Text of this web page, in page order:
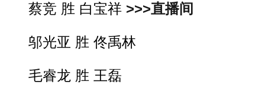
蔡竞 胜 白宝祥 >>>直播间
邬光亚 胜 佟禹林
毛睿龙 胜 王磊